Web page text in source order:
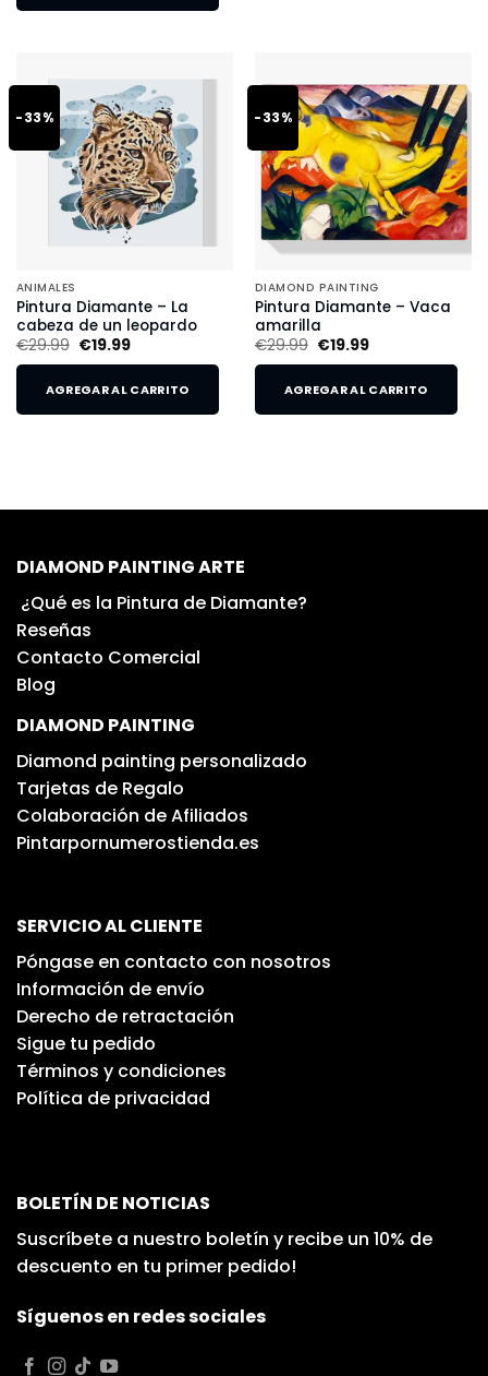
-33%
ANIMALES
Pintura Diamante – La
cabeza de un leopardo
€29.99 €19.99
AGREGAR AL CARRITO
-33%
DIAMOND PAINTING
Pintura Diamante – Vaca
amarilla
€29.99 €19.99
AGREGAR AL CARRITO
DIAMOND PAINTING ARTE
¿Qué es la Pintura de Diamante?
Reseñas
Contacto Comercial
Blog
DIAMOND PAINTING
Diamond painting personalizado
Tarjetas de Regalo
Colaboración de Afiliados
Pintarpornumerostienda.es
SERVICIO AL CLIENTE
Póngase en contacto con nosotros
Información de envío
Derecho de retractación
Sigue tu pedido
Términos y condiciones
Política de privacidad
BOLETÍN DE NOTICIAS
Suscríbete a nuestro boletín y recibe un 10% de
descuento en tu primer pedido!
Síguenos en redes sociales